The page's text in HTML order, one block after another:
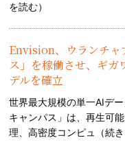
を読む）
Envision、ウランチャ
ス」を稼働させ、ギガ
デルを確立
世界最大規模の単一AIデ
キャンパス」は、再生可
理、高密度コンピュ（続